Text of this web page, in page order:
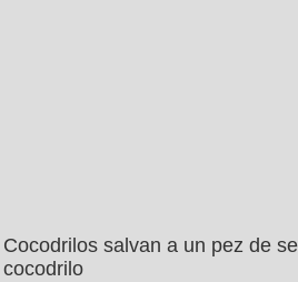
Cocodrilos salvan a un pez de
cocodrilo